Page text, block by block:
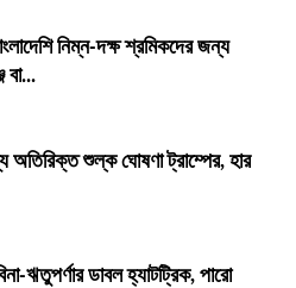
নিম্ন-দক্ষ শ্রমিকদের জন্য
বা...
অতিরিক্ত শুল্ক ঘোষণা ট্রাম্পের, হার
ঋতুপর্ণার ডাবল হ্যাটট্রিক, পারো